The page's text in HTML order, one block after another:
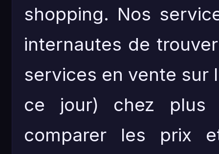
shopping. Nos
internautes de
services en vente sur
ce jour) chez plus
comparer les prix